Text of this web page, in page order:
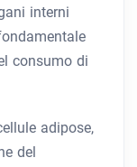
interni
consumo di
adipose,
del